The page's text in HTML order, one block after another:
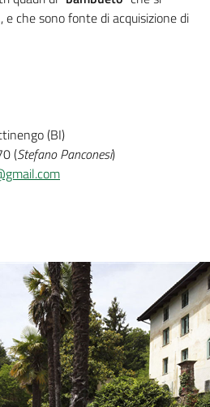
che sono fonte di acquisizione di
(BI)
(Stefano Panconesi)